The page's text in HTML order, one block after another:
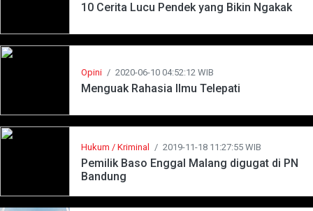
10 Cerita Lucu Pendek yang Bikin Ngakak
Opini / 2020-06-10 04:52:12 WIB
Menguak Rahasia Ilmu Telepati
Hukum / Kriminal / 2019-11-18 11:27:55 WIB
Pemilik Baso Enggal Malang digugat di PN
Bandung